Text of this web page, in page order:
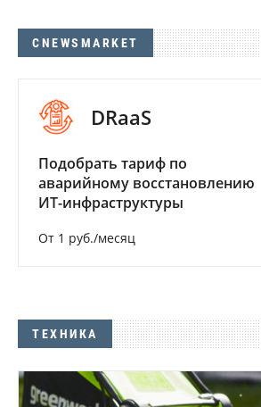
CNEWSMARKET
DRaaS
Подобрать тариф по
аварийному восстановлению
ИТ-инфраструктуры
От 1 руб./месяц
ТЕХНИКА